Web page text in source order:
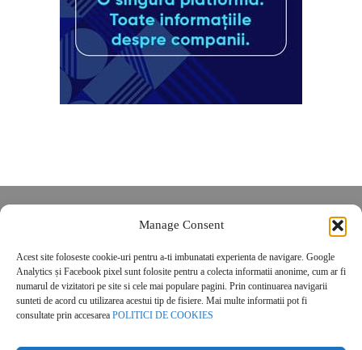
Manage Consent
Acest site foloseste cookie-uri pentru a-ti imbunatati experienta de navigare. Google
Analytics și Facebook pixel sunt folosite pentru a colecta informatii anonime, cum ar fi
numarul de vizitatori pe site si cele mai populare pagini. Prin continuarea navigarii
sunteti de acord cu utilizarea acestui tip de fisiere. Mai multe informatii pot fi
consultate prin accesarea POLITICI DE COOKIES
POLITICĂ DE CONFIDENȚIALITATE
Politica de cookies